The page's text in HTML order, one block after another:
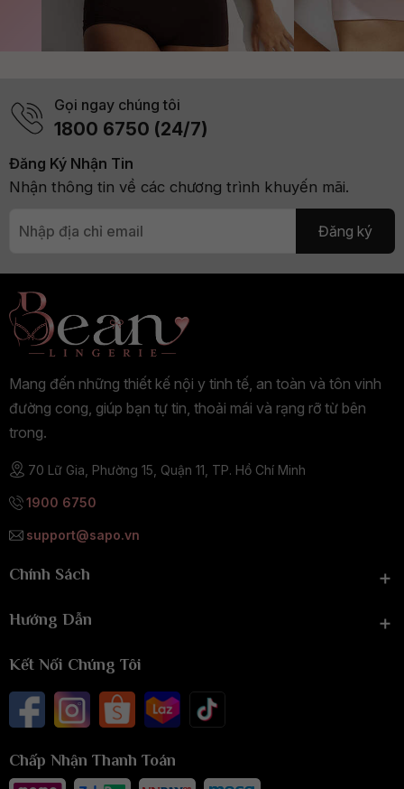
Gọi ngay chúng tôi
1800 6750 (24/7)
Đăng Ký Nhận Tin
Nhận thông tin về các chương trình khuyến mãi.
Đăng ký
Mang đến những thiết kế nội y tinh tế, an toàn và tôn vinh
đường cong, giúp bạn tự tin, thoải mái và rạng rỡ từ bên
trong.
70 Lữ Gia, Phường 15, Quận 11, TP. Hồ Chí Minh
1900 6750
support@sapo.vn
Chính Sách
Hướng Dẫn
Kết Nối Chúng Tôi
Chấp Nhận Thanh Toán